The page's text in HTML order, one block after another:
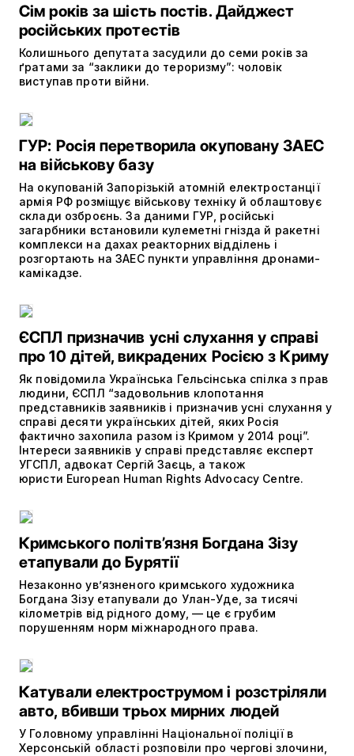
Сім років за шість постів. Дайджест
російських протестів
Колишнього депутата засудили до семи років за
ґратами за “заклики до тероризму”: чоловік
виступав проти війни.
ГУР: Росія перетворила окуповану ЗАЕС
на військову базу
На окупованій Запорізькій атомній електростанції
армія РФ розміщує військову техніку й облаштовує
склади озброєнь. За даними ГУР, російські
загарбники встановили кулеметні гнізда й ракетні
комплекси на дахах реакторних відділень і
розгортають на ЗАЕС пункти управління дронами-
камікадзе.
ЄСПЛ призначив усні слухання у справі
про 10 дітей, викрадених Росією з Криму
Як повідомила Українська Гельсінська спілка з прав
людини, ЄСПЛ “задовольнив клопотання
представників заявників і призначив усні слухання у
справі десяти українських дітей, яких Росія
фактично захопила разом із Кримом у 2014 році”.
Інтереси заявників у справі представляє експерт
УГСПЛ, адвокат Сергій Заєць, а також
юристи European Human Rights Advocacy Centre.
Кримського політв’язня Богдана Зізу
етапували до Бурятії
Незаконно ув’язненого кримського художника
Богдана Зізу етапували до Улан-Уде, за тисячі
кілометрів від рідного дому, — це є грубим
порушенням норм міжнародного права.
Катували електрострумом і розстріляли
авто, вбивши трьох мирних людей
У Головному управлінні Національної поліції в
Херсонській області розповіли про чергові злочини,